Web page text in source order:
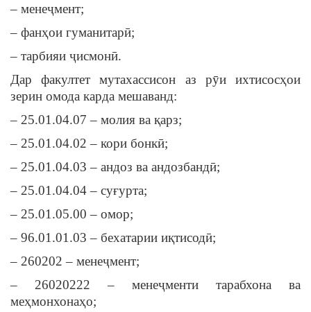
– менеҷмент;
– фанҳои гуманитарӣ;
– тарбияи ҷисмонӣ.
Дар факултет мутахассисон аз рӯи ихтисосҳои
зерин омода карда мешаванд:
– 25.01.04.07 – молия ва қарз;
– 25.01.04.02 – кори бонкӣ;
– 25.01.04.03 – андоз ва андозбандӣ;
– 25.01.04.04 – суғурта;
– 25.01.05.00 – омор;
– 96.01.01.03 – бехатарии иқтисодӣ;
– 260202 – менеҷмент;
– 26020222 – менеҷменти тарабхона ва
меҳмонхонаҳо;